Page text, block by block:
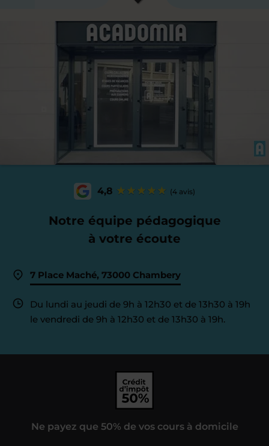
4,8 (4 avis)
Notre équipe pédagogique
à votre écoute
7 Place Maché, 73000 Chambery
Du lundi au jeudi de 9h à 12h30 et de 13h30 à 19h
le vendredi de 9h à 12h30 et de 13h30 à 19h.
Ne payez que 50% de vos cours à domicile